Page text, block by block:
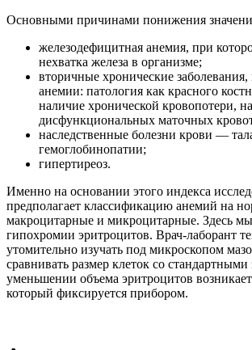
Основными причинами понижения
железодефицитная анемия, при
нехватка железа в организме;
вторичные хронические
анемии: патология как красного
наличие хронической кровопотери,
дисфункциональных маточных
наследственные болезни крови —
гемоглобинопатии;
гипертиреоз.
Именно на основании этого индекса
предполагает классификацию анемий на
макроцитарные и микроцитарные. Здесь
гипохромии эритроцитов. Врач-лаборант
утомительно изучать под микроскопом
сравнивать размер клеток со
уменьшении объема эритроцитов
который фиксируется прибором.